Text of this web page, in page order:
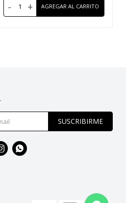
- +
SUSCRIBIRME
